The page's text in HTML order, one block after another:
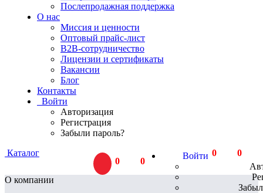
Послепродажная поддержка
О нас
Миссия и ценности
Оптовый прайс-лист
В2В-сотрудничество
Лицензии и сертификаты
Вакансии
Блог
Контакты
Войти
Авторизация
Регистрация
Забыли пароль?
Войти 0 0
Каталог
0
0 Р
О компании